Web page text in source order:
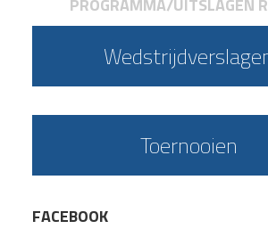
PROGRAMMA/UITSLAGEN
Toernooien
FACEBOOK